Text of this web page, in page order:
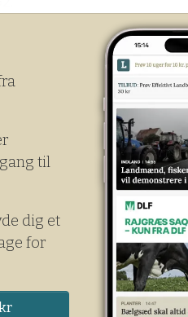
til
dig et
for